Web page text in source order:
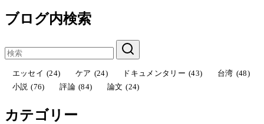
ブログ内検索
エッセイ (24) ケア (24) ドキュメンタリー (43) 台湾 (48)
小説 (76) 評論 (84) 論文 (24)
カテゴリー